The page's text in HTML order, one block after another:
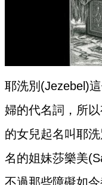
耶洗別(Jezebel)
婦的代名詞，所
的女兒起名叫耶
名的姐妹莎樂美
不過那些障礙如